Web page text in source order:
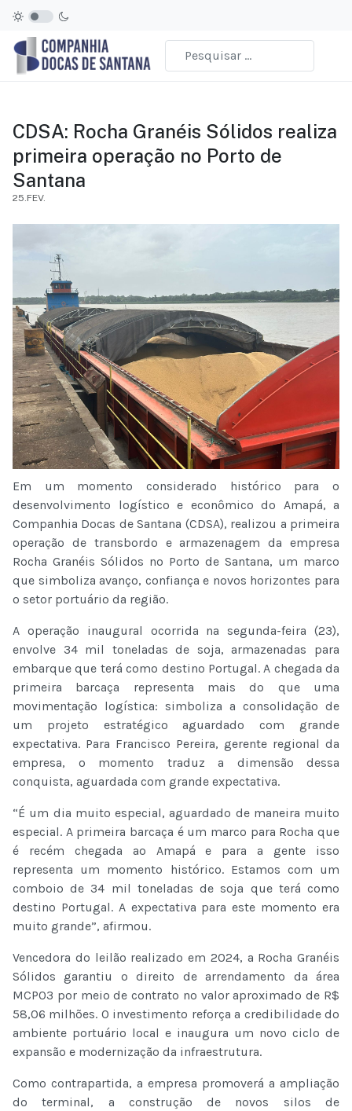
CDSA: Rocha Granéis Sólidos realiza
primeira operação no Porto de
Santana
25.FEV.
Em um momento considerado histórico para o
desenvolvimento logístico e econômico do Amapá, a
Companhia Docas de Santana (CDSA), realizou a primeira
operação de transbordo e armazenagem da empresa
Rocha Granéis Sólidos no Porto de Santana, um marco
que simboliza avanço, confiança e novos horizontes para
o setor portuário da região.
A operação inaugural ocorrida na segunda-feira (23),
envolve 34 mil toneladas de soja, armazenadas para
embarque que terá como destino Portugal. A chegada da
primeira barcaça representa mais do que uma
movimentação logística: simboliza a consolidação de
um projeto estratégico aguardado com grande
expectativa. Para Francisco Pereira, gerente regional da
empresa, o momento traduz a dimensão dessa
conquista, aguardada com grande expectativa.
“É um dia muito especial, aguardado de maneira muito
especial. A primeira barcaça é um marco para Rocha que
é recém chegada ao Amapá e para a gente isso
representa um momento histórico. Estamos com um
comboio de 34 mil toneladas de soja que terá como
destino Portugal. A expectativa para este momento era
muito grande”, afirmou.
Vencedora do leilão realizado em 2024, a Rocha Granéis
Sólidos garantiu o direito de arrendamento da área
MCP03 por meio de contrato no valor aproximado de R$
58,06 milhões. O investimento reforça a credibilidade do
ambiente portuário local e inaugura um novo ciclo de
expansão e modernização da infraestrutura.
Como contrapartida, a empresa promoverá a ampliação
do terminal, a construção de novos silos de